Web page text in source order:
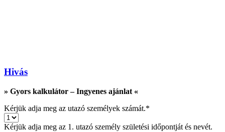
Hivás
» Gyors kalkulátor – Ingyenes ajánlat «
Kérjük adja meg az utazó személyek számát.*
Kérjük adja meg az 1. utazó személy születési időpontját és nevét.